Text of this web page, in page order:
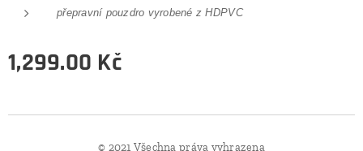
přepravní pouzdro vyrobené z HDPVC
1,299.00 Kč
© 2021 Všechna práva vyhrazena